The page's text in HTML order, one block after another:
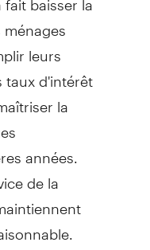
leurs
d'intérêt
la
années.
de la